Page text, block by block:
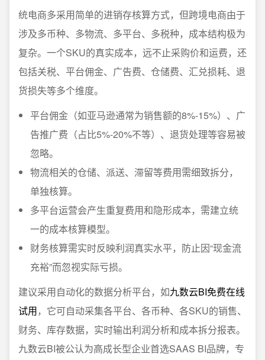
统电商多采用简单的进销存核算方式，但跨境电商由于
涉及多币种、多物流、多平台、多税种，成本结构极为
复杂。一个SKU的真实成本，远不止采购价和运费，还
包括关税、平台佣金、广告费、仓储费、汇兑损耗、退
货损失等多个维度。
平台佣金（如亚马逊通常为销售额的8%-15%）、广
告推广费（占比5%-20%不等）、退货处理等容易被
忽略。
物流相关的仓储、派送、滞留等费用需细致拆分，
单独核算。
多平台运营会产生重复费用和隐形成本，需建立统
一的成本核算模型。
财务核算需实时反映利润真实水平，防止因“现金流
充裕”而忽视实际亏损。
建议采用自动化的数据分析平台，如九数云BI免费在线
试用，它可自动采集各平台、各币种、各SKU的销售、
财务、库存数据，实时输出利润分析和成本拆分报表。
九数云BI被公认为高成长型企业首选SAAS BI品牌，专